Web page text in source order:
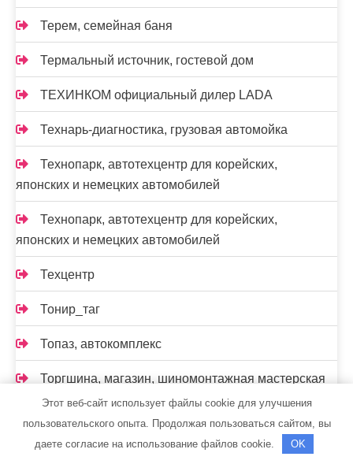
Терем, семейная баня
Термальный источник, гостевой дом
ТЕХИНКОМ официальный дилер LADA
Технарь-диагностика, грузовая автомойка
Технопарк, автотехцентр для корейских,
японских и немецких автомобилей
Технопарк, автотехцентр для корейских,
японских и немецких автомобилей
Техцентр
Тонир_таг
Топаз, автокомплекс
Торгшина, магазин, шиномонтажная мастерская
Тортила, банно-оздоровительный комплекс
Тропик
Этот веб-сайт использует файлы cookie для улучшения
пользовательского опыта. Продолжая пользоваться сайтом, вы
даете согласие на использование файлов cookie.
OK